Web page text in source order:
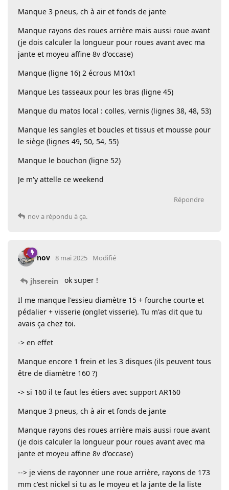
Manque 3 pneus, ch à air et fonds de jante
Manque rayons des roues arrière mais aussi roue avant
(je dois calculer la longueur pour roues avant avec ma
jante et moyeu affine 8v d'occase)
Manque (ligne 16) 2 écrous M10x1
Manque Les tasseaux pour les bras (ligne 45)
Manque du matos local : colles, vernis (lignes 38, 48, 53)
Manque les sangles et boucles et tissus et mousse pour
le siège (lignes 49, 50, 54, 55)
Manque le bouchon (ligne 52)
Je m'y attelle ce weekend
Répondre
nova répondu à ça.
nov 8 mai 2025 Modifié
jhserein ok super !
Il me manque l'essieu diamètre 15 + fourche courte et
pédalier + visserie (onglet visserie). Tu m'as dit que tu
avais ça chez toi.
-> en effet
Manque encore 1 frein et les 3 disques (ils peuvent tous
être de diamètre 160 ?)
-> si 160 il te faut les étiers avec support AR160
Manque 3 pneus, ch à air et fonds de jante
Manque rayons des roues arrière mais aussi roue avant
(je dois calculer la longueur pour roues avant avec ma
jante et moyeu affine 8v d'occase)
--> je viens de rayonner une roue arrière, rayons de 173
mm c'est nickel si tu as le moyeu et la jante de la liste